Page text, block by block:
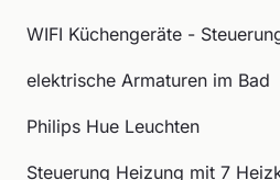
WIFI Küchengeräte -
elektrische Armaturen im Bad
Philips Hue Leuchten
Steuerung Heizung mit 7